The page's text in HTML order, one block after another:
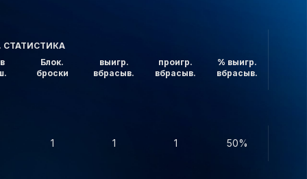
СТАТИСТИКА
Блок.
броски
выигр.
вбрасыв.
проигр.
вбрасыв.
% выигр.
вбрасыв.
1 1 1 50%